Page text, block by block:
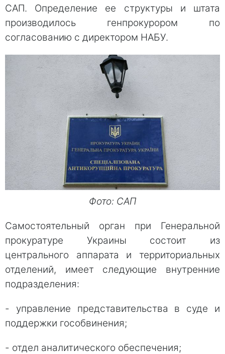
САП. Определение ее структуры и штата
производилось генпрокурором по
согласованию с директором НАБУ.
Фото: САП
Самостоятельный орган при Генеральной
прокуратуре Украины состоит из
центрального аппарата и территориальных
отделений, имеет следующие внутренние
подразделения:
- управление представительства в суде и
поддержки гособвинения;
- отдел аналитического обеспечения;